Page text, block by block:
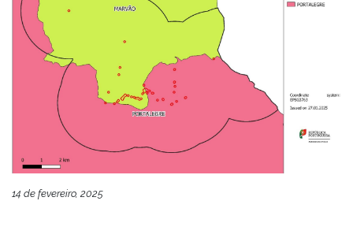
14 de fevereiro, 2025